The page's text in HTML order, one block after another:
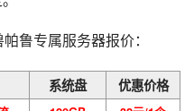
鲁专属服务器报价：
系统盘 优惠价格